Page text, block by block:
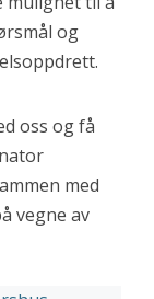
og
oss og få
med
vegne av